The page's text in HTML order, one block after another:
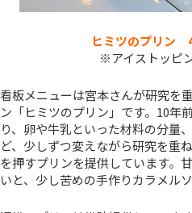
ヒミツのプリン
※アイストッピ
看板メニューは宮本さんが研究を
ン「ヒミツのプリン」です。10年
り、卵や牛乳といった材料の分量
ど、少しずつ変えながら研究を重
を押すプリンを提供しています。
いと、少し苦めの手作りカラメル